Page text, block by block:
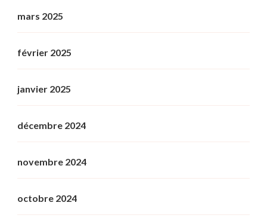
mars 2025
février 2025
janvier 2025
décembre 2024
novembre 2024
octobre 2024